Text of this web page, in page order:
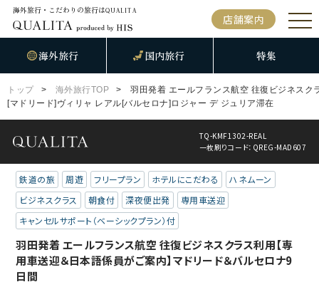
海外旅行・こだわりの旅行はQUALITA
店舗案内
海外旅行 国内旅行 特集
トップ 海外旅行TOP
羽田発着 エールフランス航空 往復ビジネス
[マドリード]ヴィリャ レアル[バルセロナ]ロジャー デ ジュリア滞在
TQ-KMF1302-REAL
一枚刷りコード：QREG-MAD607
鉄道の旅 周遊 フリープラン ホテルにこだわる
ハネムーン
ビジネスクラス
朝食付 深夜便出発
専用車送迎
キャンセルサポート（ベーシックプラン）付
羽田発着 エールフランス航空 往復ビジネスクラス利用【専
用車送迎＆日本語係員がご案内】マドリード＆バルセロナ9
日間